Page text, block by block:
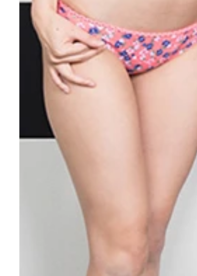
真っ直ぐ伸びたこのフォーム！ 見事なオー